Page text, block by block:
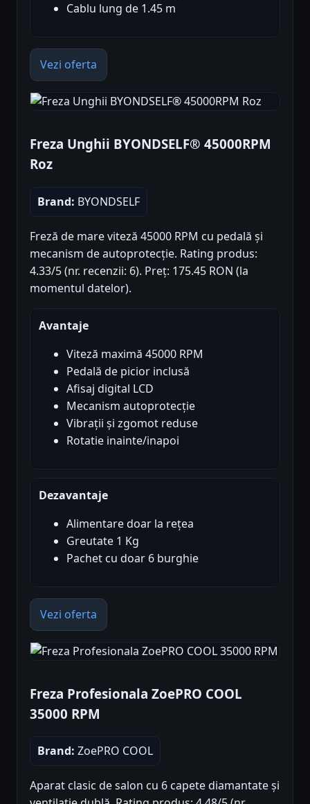
Cablu lung de 1.45 m
Vezi oferta
Freza Unghii BYONDSELF® 45000RPM
Roz
Brand: BYONDSELF
Freză de mare viteză 45000 RPM cu pedală și
mecanism de autoprotecție. Rating produs:
4.33/5 (nr. recenzii: 6). Preț: 175.45 RON (la
momentul datelor).
Avantaje
Viteză maximă 45000 RPM
Pedală de picior inclusă
Afisaj digital LCD
Mecanism autoprotecție
Vibrații și zgomot reduse
Rotatie inainte/inapoi
Dezavantaje
Alimentare doar la rețea
Greutate 1 Kg
Pachet cu doar 6 burghie
Vezi oferta
Freza Profesionala ZoePRO COOL
35000 RPM
Brand: ZoePRO COOL
Aparat clasic de salon cu 6 capete diamantate și